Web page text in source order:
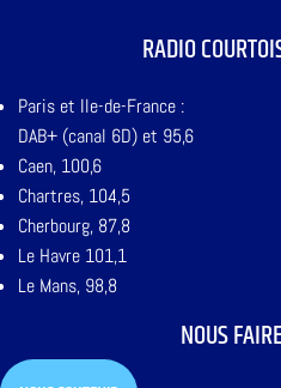
RADIO
Paris et Ile-de-France :
DAB+ (canal 6D) et 95,6
Caen, 100,6
Chartres, 104,5
Cherbourg, 87,8
Le Havre 101,1
Le Mans, 98,8
NOUS